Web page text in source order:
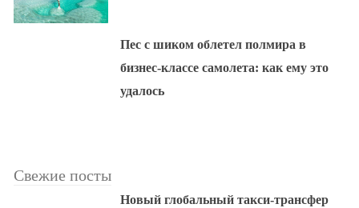
Пес с шиком облетел полмира в
бизнес-классе самолета: как ему это
удалось
Свежие посты
Новый глобальный такси-трансфер